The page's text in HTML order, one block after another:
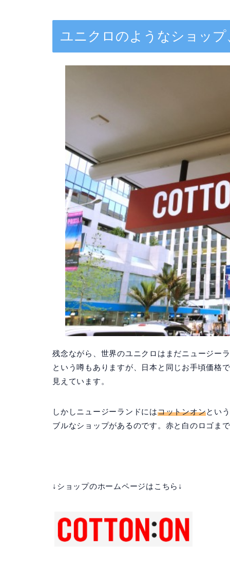
ユニクロのようなショッ
残念ながら、世界のユニクロはまだニュージー
という噂もありますが、日本と同じお手頃価格
見えています。
しかしニュージーランドにはコットンオンとい
ブルなショップがあるのです。赤と白のロゴま
↓ショップのホームページはこちら↓